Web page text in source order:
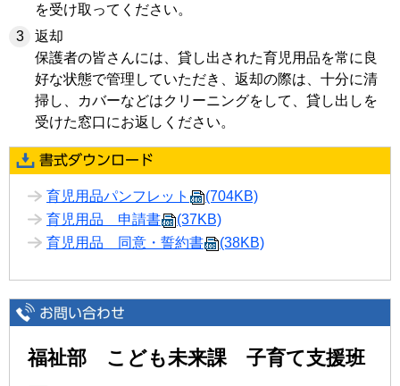
を受け取ってください。
返却
保護者の皆さんには、貸し出された育児用品を常に良
好な状態で管理していただき、返却の際は、十分に清
掃し、カバーなどはクリーニングをして、貸し出しを
受けた窓口にお返しください。
育児用品パンフレット
(704KB)
育児用品 申請書
(37KB)
育児用品 同意・誓約書
(38KB)
福祉部 こども未来課 子育て支援班